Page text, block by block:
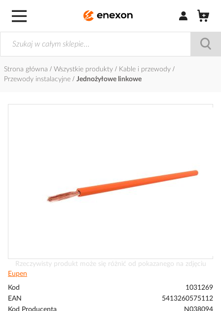
Zaloguj się /
Strona główna Wszystkie produkty
Kable i przewody
Przewody instalacyjne
Jednożyłowe linkowe
Przejdź
na
początek
Rzeczywisty produkt może się różnić od pokazanego na zdjęciu
Eupen
Kod
1031269
EAN
5413260575112
Kod Producenta
N038094